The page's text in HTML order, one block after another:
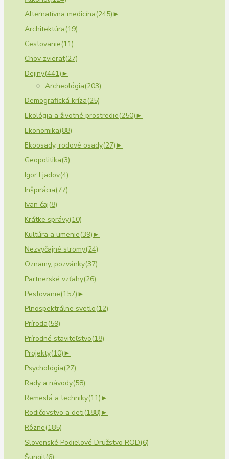
Alternatívna medicína(245)►
Architektúra(19)
Cestovanie(11)
Chov zvierat(27)
Dejiny(441)►
Archeológia(203)
Demografická kríza(25)
Ekológia a životné prostredie(250)►
Ekonomika(88)
Ekoosady, rodové osady(27)►
Geopolitika(3)
Igor Ljadov(4)
Inšpirácia(77)
Ivan čaj(8)
Krátke správy(10)
Kultúra a umenie(39)►
Nezvyčajné stromy(24)
Oznamy, pozvánky(37)
Partnerské vzťahy(26)
Pestovanie(157)►
Plnospektrálne svetlo(12)
Príroda(59)
Prírodné staviteľstvo(18)
Projekty(10)►
Psychológia(27)
Rady a návody(58)
Remeslá a techniky(11)►
Rodičovstvo a deti(188)►
Rôzne(185)
Slovenské Podielové Družstvo ROD(6)